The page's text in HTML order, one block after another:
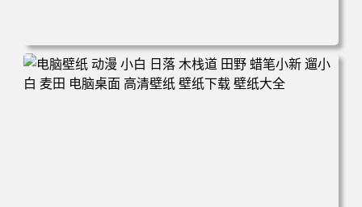
电脑壁纸 可爱动物 喵 喵星人 猫 猫咪 萌宠 电脑桌面 高清壁
纸 壁纸下载 壁纸大全